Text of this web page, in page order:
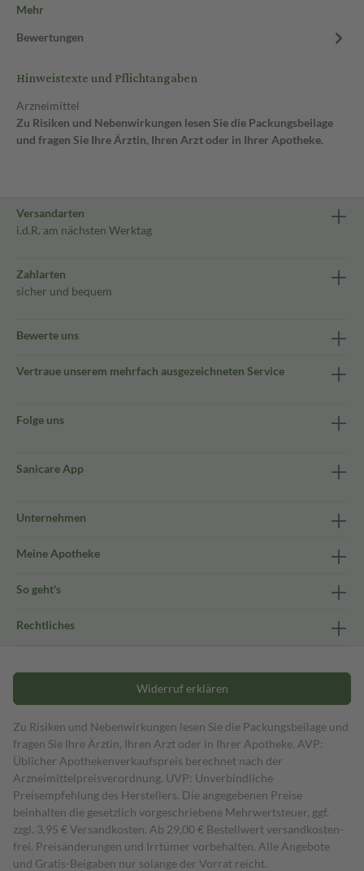
Mehr
Bewertungen
Hinweistexte und Pflichtangaben
Arzneimittel
Zu Risiken und Nebenwirkungen lesen Sie die Packungsbeilage
und fragen Sie Ihre Ärztin, Ihren Arzt oder in Ihrer Apotheke.
Versandarten
i.d.R. am nächsten Werktag
Zahlarten
sicher und bequem
Bewerte uns
Vertraue unserem mehrfach ausgezeichneten Service
Folge uns
Sanicare App
Unternehmen
Meine Apotheke
So geht's
Rechtliches
Widerruf erklären
Zu Risiken und Nebenwirkungen lesen Sie die Packungsbeilage und
fragen Sie Ihre Ärztin, Ihren Arzt oder in Ihrer Apotheke. AVP:
Üblicher Apothekenverkaufspreis berechnet nach der
Arzneimittelpreisverordnung. UVP: Unverbindliche
Preisempfehlung des Herstellers. Die angegebenen Preise
beinhalten die gesetzlich vorgeschriebene Mehrwertsteuer, ggf.
zzgl. 3,95 € Versandkosten. Ab 29,00 € Bestell­wert versand­kosten­
frei. Preisänderungen und Irrtümer vorbehalten. Alle Angebote
und Gratis-Beigaben nur solange der Vorrat reicht.